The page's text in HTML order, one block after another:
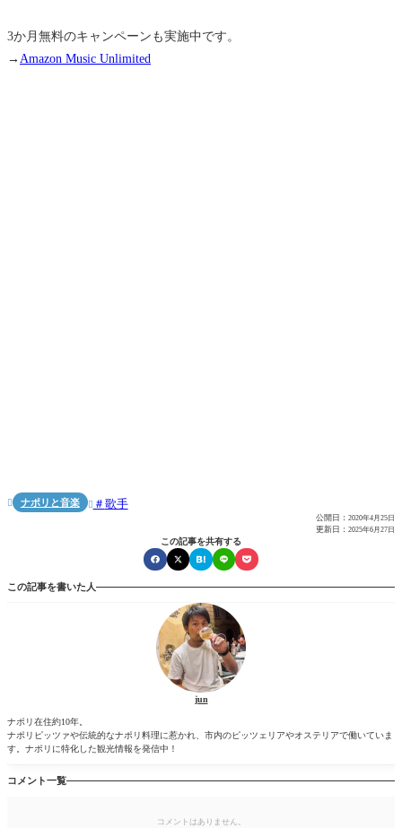
3か月無料のキャンペーンも実施中です。
→ Amazon Music Unlimited
 ナポリと音楽  歌手
公開日： 2020年4月25日
更新日： 2025年6月27日
この記事を共有する
この記事を書いた人
jun
ナポリ在住約10年。
ナポリピッツァや伝統的なナポリ料理に惹かれ、市内のピッツェリアやオステリアで働いていま
す。ナポリに特化した観光情報を発信中！
コメント一覧
コメントはありません。